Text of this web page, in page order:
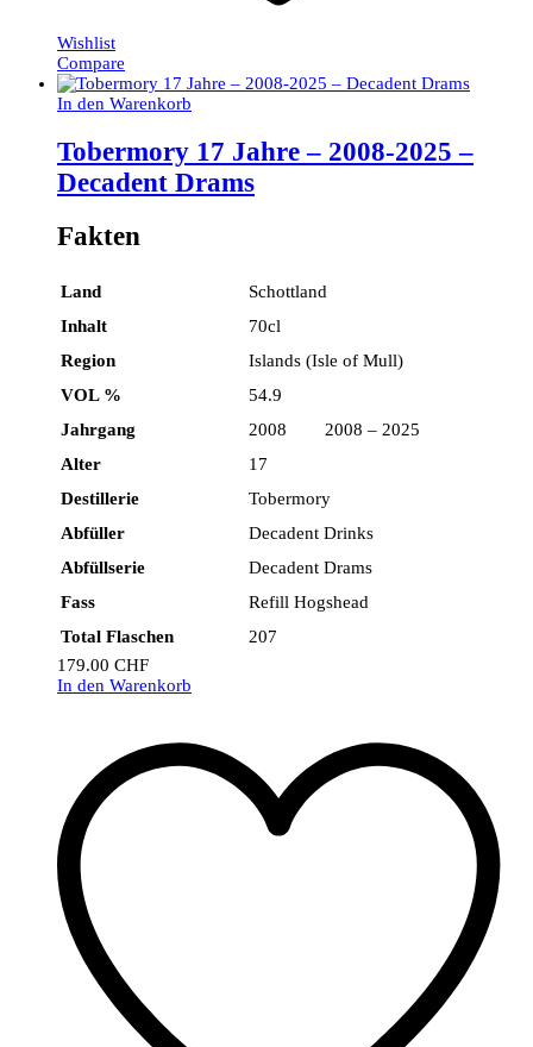
Wishlist
Compare
In den Warenkorb
Tobermory 17 Jahre – 2008-2025 –
Decadent Drams
Fakten
Land
Schottland
Inhalt
70cl
Region
Islands (Isle of Mull)
VOL %
54.9
Jahrgang
2008 2008 – 2025
Alter
17
Destillerie
Tobermory
Abfüller
Decadent Drinks
Abfüllserie
Decadent Drams
Fass
Refill Hogshead
Total Flaschen
207
179.00 CHF
In den Warenkorb